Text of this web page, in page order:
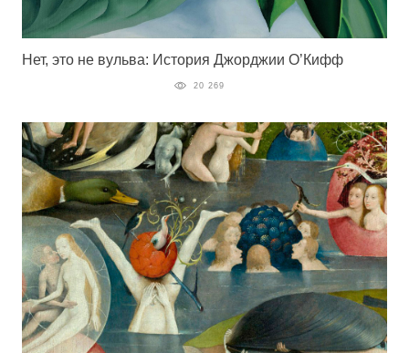
Нет, это не вульва: История Джорджии О’Кифф
20 269